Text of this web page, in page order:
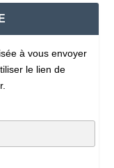
à vous envoyer
le lien de